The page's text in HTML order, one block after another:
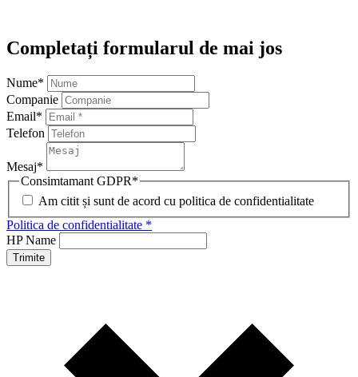
Completați formularul de mai jos
Nume*
Companie
Email*
Telefon
Mesaj*
Consimtamant GDPR*
Am citit și sunt de acord cu politica de confidentialitate
Politica de confidentialitate *
HP Name
Trimite